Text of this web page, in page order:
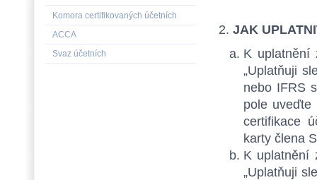
JAK
K uplatnění
„Uplatňuji
nebo IFRS
pole uveďte
certifikace
karty člena
K uplatnění
„Uplatňuji
Komora certifikovaných účetních
ACCA
Svaz účetních